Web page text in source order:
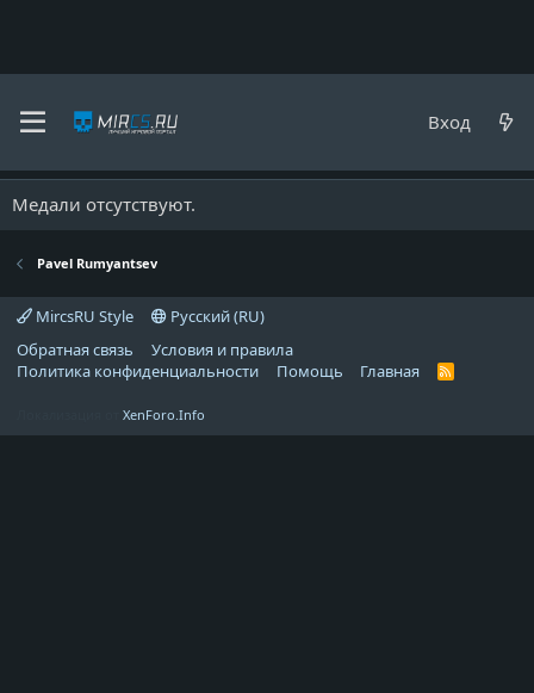
Вход
Pavel Rumyantsev
Медали отсутствуют.
Pavel Rumyantsev
MircsRU Style
Русский (RU)
Обратная связь
Условия и правила
Политика конфиденциальности
Помощь Главная
R
XenForo.Info